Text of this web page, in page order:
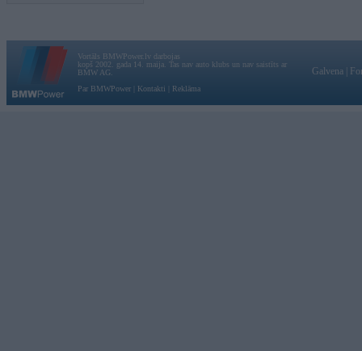
Vortāls BMWPower.lv darbojas
kopš 2002. gada 14. maija. Tas nav auto klubs un nav saistīts ar
BMW AG.
Par BMWPower
Kontakti Reklāma
Galvena